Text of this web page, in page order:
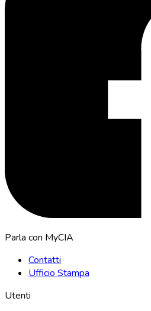
Parla con MyCIA
Contatti
Ufficio Stampa
Utenti